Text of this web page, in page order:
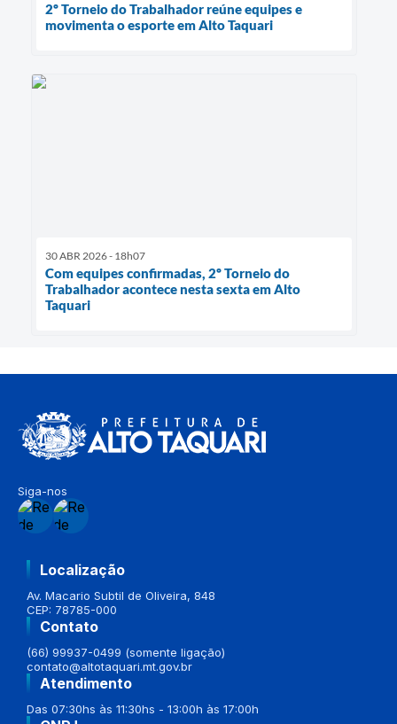
2º Torneio do Trabalhador reúne equipes e
movimenta o esporte em Alto Taquari
30 ABR 2026 - 18h07
Com equipes confirmadas, 2º Torneio do
Trabalhador acontece nesta sexta em Alto
Taquari
Siga-nos
Localização
Av. Macario Subtil de Oliveira, 848
CEP: 78785-000
Contato
(66) 99937-0499 (somente ligação)
contato@altotaquari.mt.gov.br
Atendimento
Das 07:30hs às 11:30hs - 13:00h às 17:00h